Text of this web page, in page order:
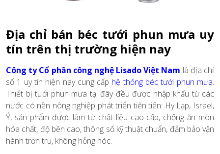
Địa chỉ bán béc tưới phun mưa uy
tín trên thị trường hiện nay
Công ty Cổ phần công nghệ Lisado Việt Nam là địa chỉ
số 1 uy tín hiện nay cung cấp hệ thống béc tưới phun mưa.
Thiết bị tưới phun mưa tại đây đều được nhập khẩu từ các
nước có nền nông nghiệp phát triển tiên tiến: Hy Lạp, Israel,
Ý, sản phẩm được làm từ chất liệu cao cấp, chống ăn mòn
hóa chất, độ bền cao, thông số kỹ thuật chuẩn, đảm bảo vận
hành trơn tru, không hỏng hóc.